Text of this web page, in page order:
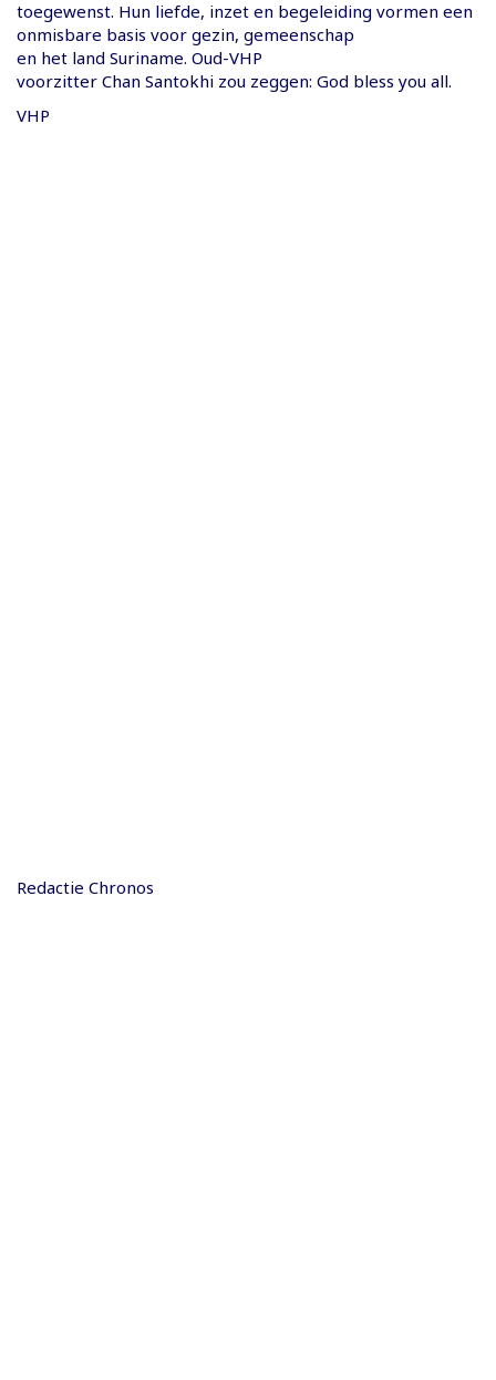
toegewenst. Hun liefde, inzet en begeleiding vormen een
onmisbare basis voor gezin, gemeenschap
en het land Suriname. Oud-VHP
voorzitter Chan Santokhi zou zeggen: God bless you all.
VHP
Redactie Chronos